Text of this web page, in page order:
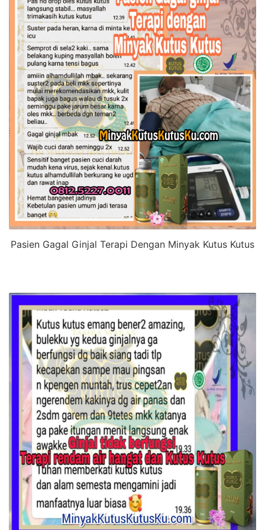
Pasien Gagal Ginjal Terapi Dengan Minyak Kutus Kutus